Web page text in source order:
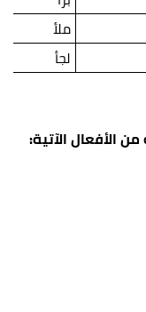
ملأ
لجأ